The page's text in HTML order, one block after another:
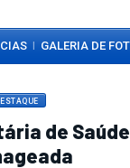
| GALERIA DE
de